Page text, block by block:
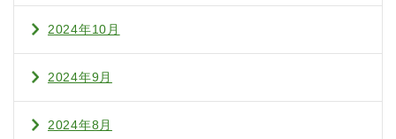
2024年10月
2024年9月
2024年8月